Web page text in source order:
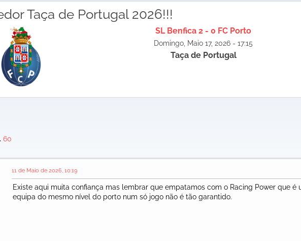
Taça de Portugal 2026!!!
SL Benfica 2 - 0 FC Porto
Domingo, Maio 17, 2026 - 17:15
Taça de Portugal
60
11 de Maio de 2026, 10:19
Existe aqui muita confiança mas lembrar que empatamos com o Racing Power que é
equipa do mesmo nível do porto num só jogo não é tão garantido.